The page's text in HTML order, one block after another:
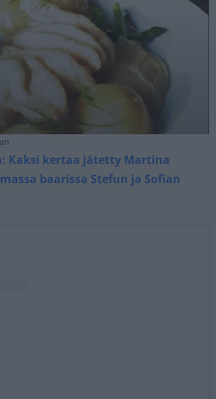
Kaksi kertaa jätetty Martina
baarissa Stefun ja Sofian